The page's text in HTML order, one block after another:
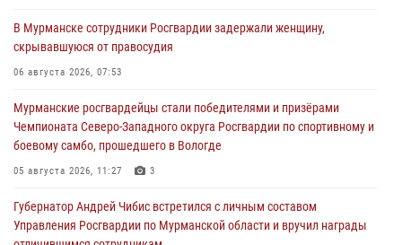
В Мурманске сотрудники Росгвардии задержали женщину,
скрывавшуюся от правосудия
06 августа 2026, 07:53
Мурманские росгвардейцы стали победителями и призёрами
Чемпионата Северо-Западного округа Росгвардии по спортивному и
боевому самбо, прошедшего в Вологде
05 августа 2026, 11:27 3
Губернатор Андрей Чибис встретился с личным составом
Управления Росгвардии по Мурманской области и вручил награды